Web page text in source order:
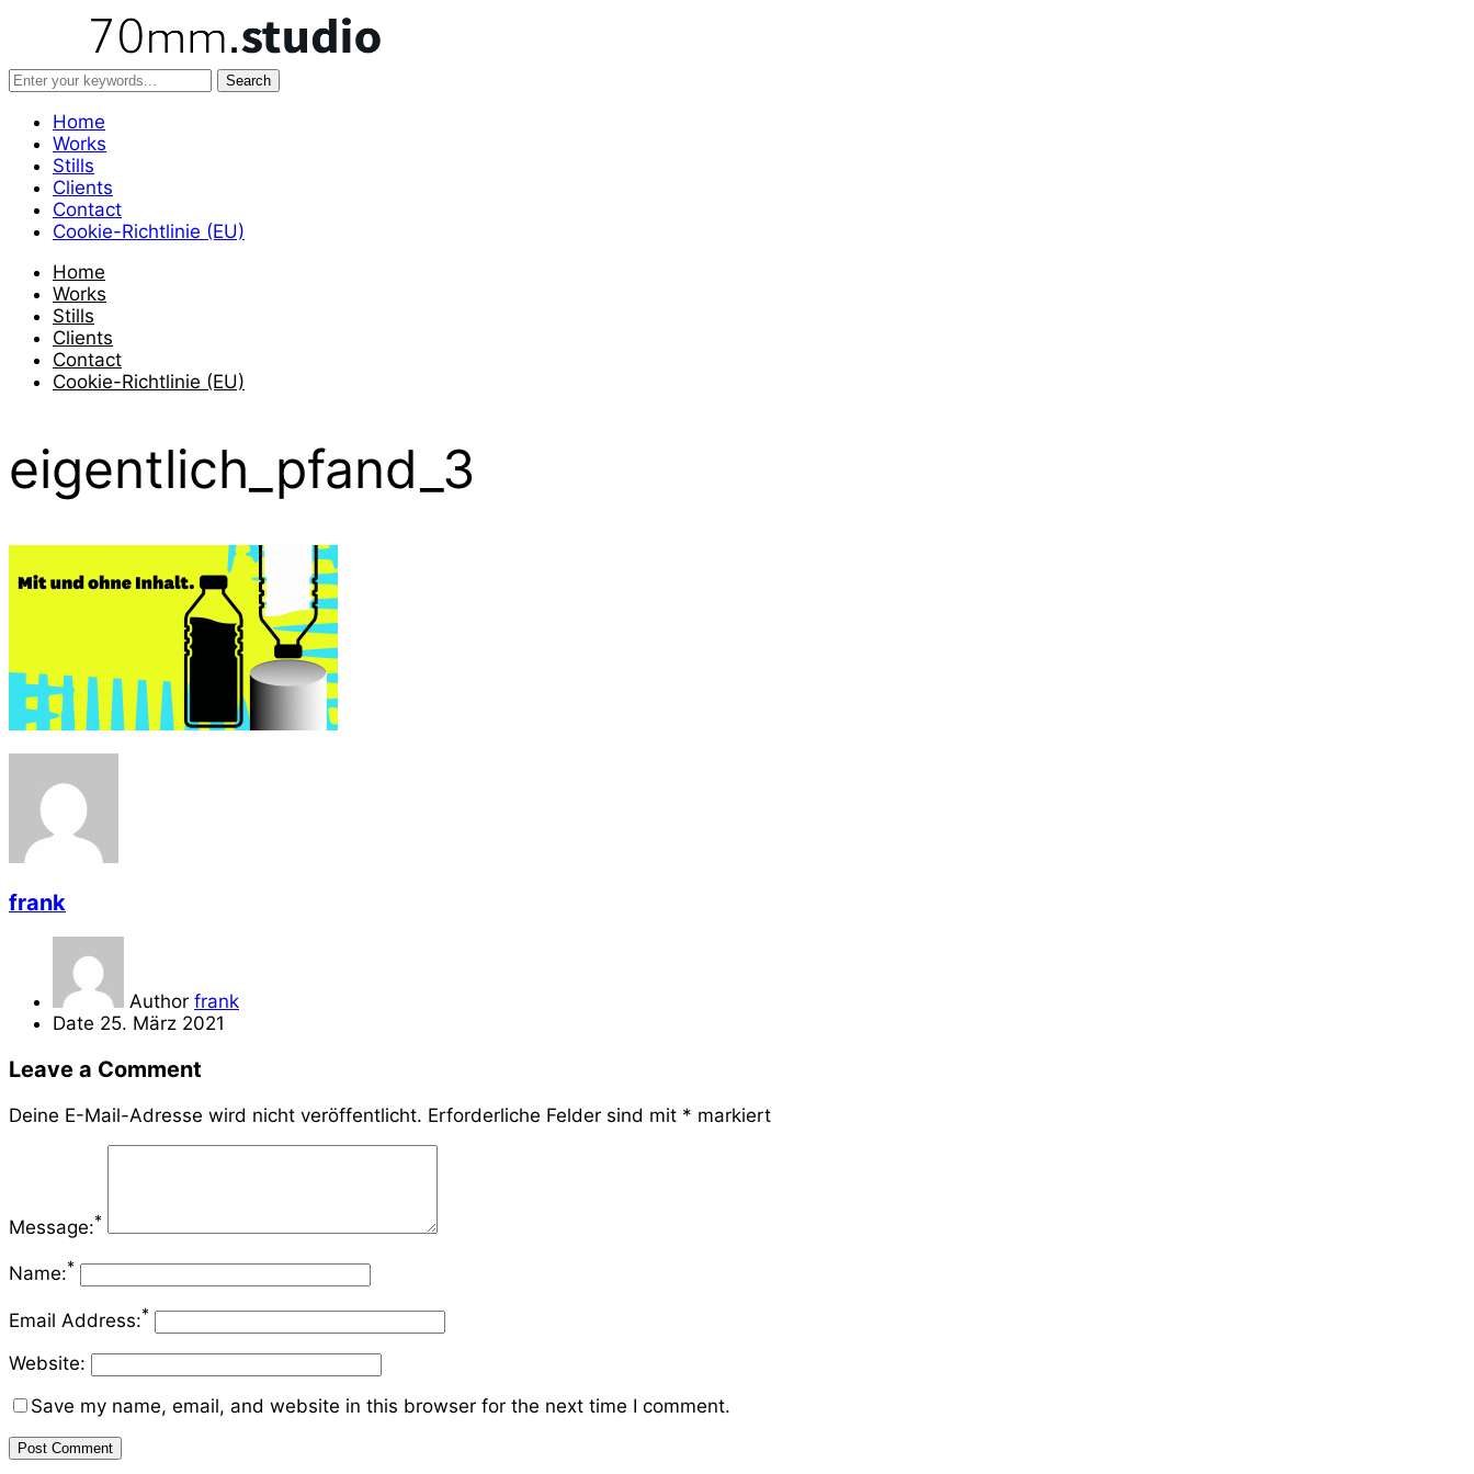
Home
Works
Stills
Clients
Contact
Cookie-Richtlinie (EU)
Home
Works
Stills
Clients
Contact
Cookie-Richtlinie (EU)
eigentlich_pfand_3
frank
Author frank
Date 25. März 2021
Leave a Comment
Deine E-Mail-Adresse wird nicht veröffentlicht. Erforderliche Felder sind mit * markiert
Message:*
Name:*
Email Address:*
Website:
Save my name, email, and website in this browser for the next time I comment.